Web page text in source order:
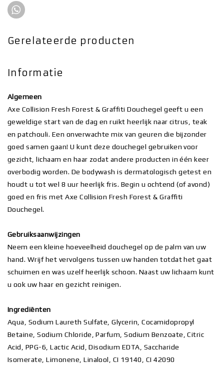
Gerelateerde producten
Informatie
Algemeen
Axe Collision Fresh Forest & Graffiti Douchegel geeft u een
geweldige start van de dag en ruikt heerlijk naar citrus, teak
en patchouli. Een onverwachte mix van geuren die bijzonder
goed samen gaan! U kunt deze douchegel gebruiken voor
gezicht, lichaam en haar zodat andere producten in één keer
overbodig worden. De bodywash is dermatologisch getest en
houdt u tot wel 8 uur heerlijk fris. Begin u ochtend (of avond)
goed en fris met Axe Collision Fresh Forest & Graffiti
Douchegel.
Gebruiksaanwijzingen
Neem een kleine hoeveelheid douchegel op de palm van uw
hand. Wrijf het vervolgens tussen uw handen totdat het gaat
schuimen en was uzelf heerlijk schoon. Naast uw lichaam kunt
u ook uw haar en gezicht reinigen.
Ingrediënten
Aqua, Sodium Laureth Sulfate, Glycerin, Cocamidopropyl
Betaine, Sodium Chloride, Parfum, Sodium Benzoate, Citric
Acid, PPG-6, Lactic Acid, Disodium EDTA, Saccharide
Isomerate, Limonene, Linalool, CI 19140, CI 42090